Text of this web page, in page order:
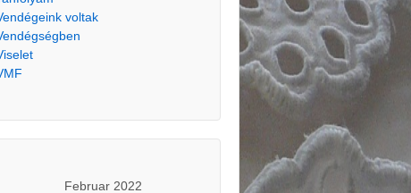
voltak
Februar 2022